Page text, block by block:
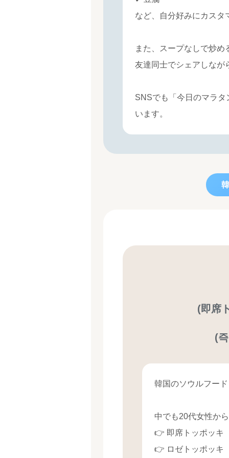
など、自分好みにカスタ
また、スープなしで炒
友達同士でシェアしなが
SNSでも「今日のマラ
います。
(即席
(
韓国のソウルフー
中でも20代女性か
👉 即席トッポッキ
👉 ロゼトッポッキ